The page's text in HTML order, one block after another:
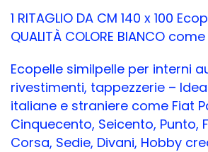
1 RITAGLIO DA CM 140 x 100
QUALITÀ COLORE BIANCO
Ecopelle similpelle per interni
rivestimenti, tappezzerie –
italiane e straniere come Fiat
Cinquecento, Seicento, Punto,
Corsa, Sedie, Divani, Hobby